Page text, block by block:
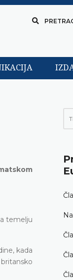
temelju
kada